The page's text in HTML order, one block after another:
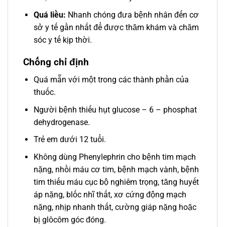
Quá liều: Nhanh chóng đưa bệnh nhân đến cơ
sở y tế gần nhất để được thăm khám và chăm
sóc y tế kịp thời.
Chống chỉ định
Quá mẫn với một trong các thành phần của
thuốc.
Người bệnh thiếu hụt glucose – 6 – phosphat
dehydrogenase.
Trẻ em dưới 12 tuổi.
Không dùng Phenylephrin cho bệnh tim mạch
nặng, nhồi máu cơ tim, bệnh mạch vành, bệnh
tim thiếu máu cục bộ nghiêm trọng, tăng huyết
áp nặng, blốc nhĩ thất, xơ cứng động mạch
nặng, nhịp nhanh thất, cường giáp nặng hoặc
bị glôcôm góc đóng.